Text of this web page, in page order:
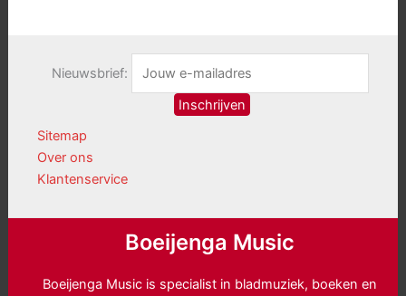
Nieuwsbrief:
Sitemap
Over ons
Klantenservice
Boeijenga Music
Boeijenga Music is specialist in bladmuziek, boeken en